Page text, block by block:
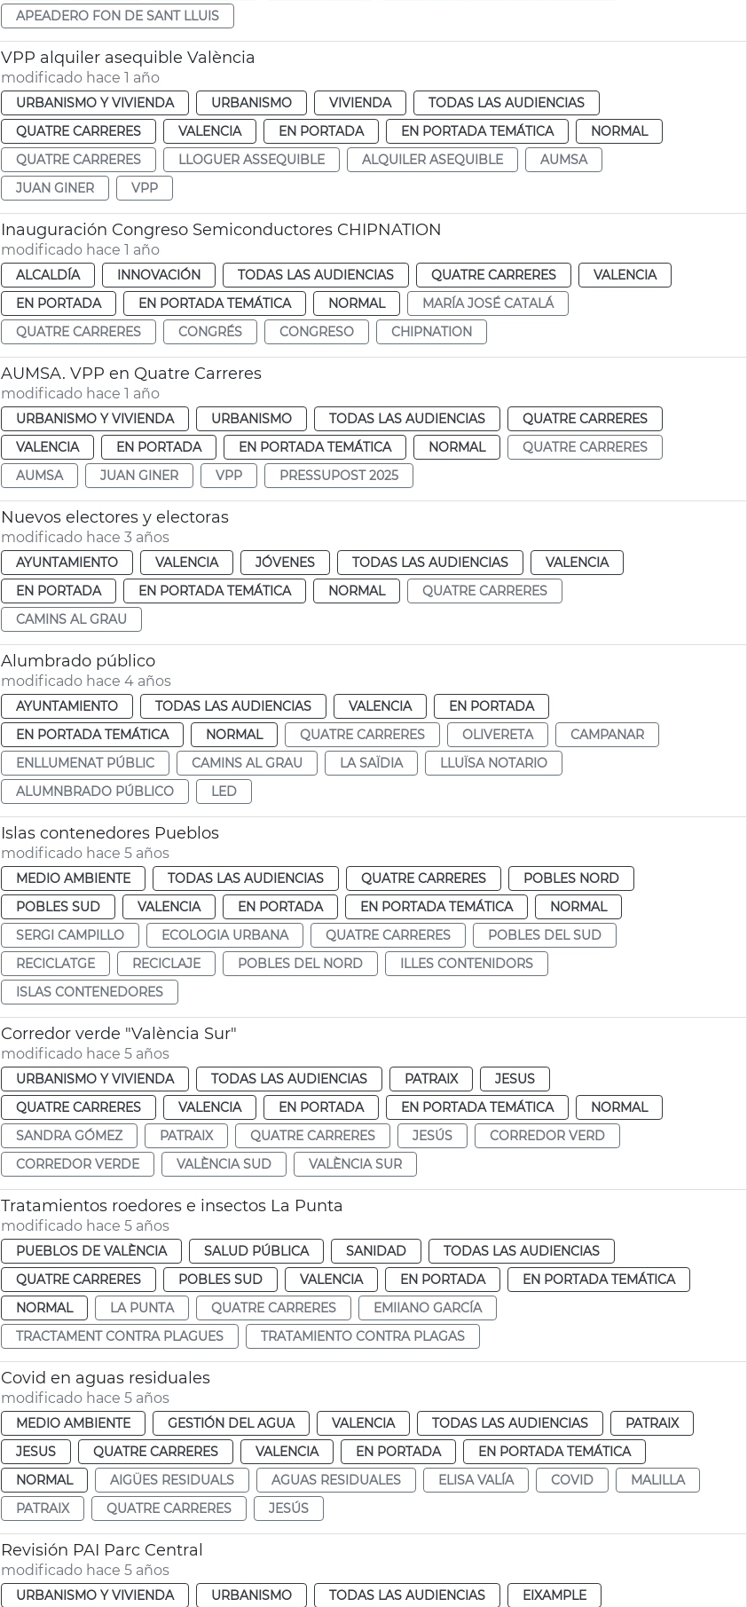
APEADERO FON DE SANT LLUIS
VPP alquiler asequible València
modificado hace 1 año
URBANISMO Y VIVIENDA URBANISMO VIVIENDA
TODAS LAS AUDIENCIAS
QUATRE CARRERES
VALENCIA EN PORTADA EN PORTADA TEMÁTICA
NORMAL
QUATRE CARRERES
LLOGUER ASSEQUIBLE ALQUILER ASEQUIBLE
AUMSA
JUAN GINER
VPP
Inauguración Congreso Semiconductores CHIPNATION
modificado hace 1 año
ALCALDÍA INNOVACIÓN TODAS LAS AUDIENCIAS QUATRE CARRERES
VALENCIA
EN PORTADA
EN PORTADA TEMÁTICA NORMAL
MARÍA JOSÉ CATALÁ
QUATRE CARRERES
CONGRÉS CONGRESO CHIPNATION
AUMSA. VPP en Quatre Carreres
modificado hace 1 año
URBANISMO Y VIVIENDA URBANISMO TODAS LAS AUDIENCIAS
QUATRE CARRERES
VALENCIA
EN PORTADA EN PORTADA TEMÁTICA NORMAL
QUATRE CARRERES
AUMSA
JUAN GINER VPP PRESSUPOST 2025
Nuevos electores y electoras
modificado hace 3 años
AYUNTAMIENTO VALENCIA JÓVENES TODAS LAS AUDIENCIAS
VALENCIA
EN PORTADA
EN PORTADA TEMÁTICA NORMAL
QUATRE CARRERES
CAMINS AL GRAU
Alumbrado público
modificado hace 4 años
AYUNTAMIENTO TODAS LAS AUDIENCIAS VALENCIA
EN PORTADA
EN PORTADA TEMÁTICA
NORMAL QUATRE CARRERES OLIVERETA
CAMPANAR
ENLLUMENAT PÚBLIC
CAMINS AL GRAU LA SAÏDIA
LLUÏSA NOTARIO
ALUMNBRADO PÚBLICO
LED
Islas contenedores Pueblos
modificado hace 5 años
MEDIO AMBIENTE TODAS LAS AUDIENCIAS QUATRE CARRERES
POBLES NORD
POBLES SUD
VALENCIA EN PORTADA EN PORTADA TEMÁTICA
NORMAL
SERGI CAMPILLO
ECOLOGIA URBANA QUATRE CARRERES
POBLES DEL SUD
RECICLATGE
RECICLAJE POBLES DEL NORD
ILLES CONTENIDORS
ISLAS CONTENEDORES
Corredor verde "València Sur"
modificado hace 5 años
URBANISMO Y VIVIENDA TODAS LAS AUDIENCIAS PATRAIX
JESUS
QUATRE CARRERES
VALENCIA EN PORTADA EN PORTADA TEMÁTICA
NORMAL
SANDRA GÓMEZ
PATRAIX QUATRE CARRERES JESÚS
CORREDOR VERD
CORREDOR VERDE
VALÈNCIA SUD VALÈNCIA SUR
Tratamientos roedores e insectos La Punta
modificado hace 5 años
PUEBLOS DE VALÈNCIA SALUD PÚBLICA SANIDAD
TODAS LAS AUDIENCIAS
QUATRE CARRERES
POBLES SUD VALENCIA EN PORTADA
EN PORTADA TEMÁTICA
NORMAL
LA PUNTA QUATRE CARRERES
EMIIANO GARCÍA
TRACTAMENT CONTRA PLAGUES
TRATAMIENTO CONTRA PLAGAS
Covid en aguas residuales
modificado hace 5 años
MEDIO AMBIENTE GESTIÓN DEL AGUA VALENCIA TODAS LAS AUDIENCIAS
PATRAIX
JESUS
QUATRE CARRERES VALENCIA EN PORTADA
EN PORTADA TEMÁTICA
NORMAL
AIGÜES RESIDUALS AGUAS RESIDUALES ELISA VALÍA COVID
MALILLA
PATRAIX
QUATRE CARRERES JESÚS
Revisión PAI Parc Central
modificado hace 5 años
URBANISMO Y VIVIENDA URBANISMO TODAS LAS AUDIENCIAS EIXAMPLE